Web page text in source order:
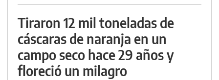
Tiraron 12 mil toneladas de
cáscaras de naranja en un
campo seco hace 29 años y
floreció un milagro